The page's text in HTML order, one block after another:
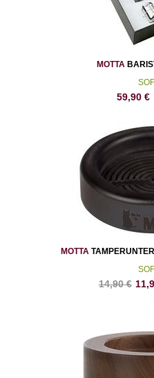
MOTTA
59,90 €
MOTTA
14,90€